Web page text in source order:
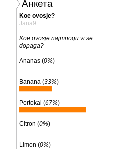
Анкета
Koe ovosje?
Jana9
Koe ovosje najmnogu vi se
dopaga?
Ananas (0%)
Banana (33%)
Portokal (67%)
Citron (0%)
Limon (0%)